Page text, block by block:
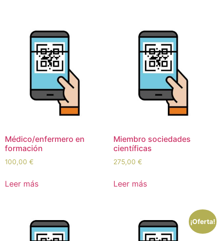
Médico/enfermero en
formación
100,00 €
Leer más
Miembro sociedades
científicas
275,00 €
Leer más
¡Oferta!